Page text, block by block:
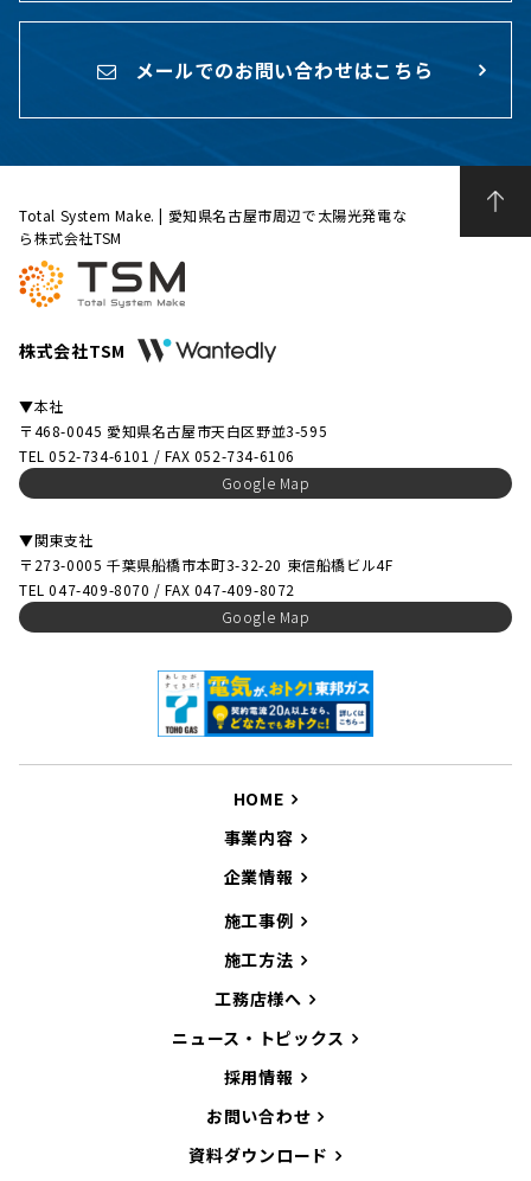
メールでのお問い合わせはこちら
Total System Make. | 愛知県名古屋市周辺で太陽光発電な
ら株式会社TSM
株式会社TSM
▼本社
〒468-0045 愛知県名古屋市天白区野並3-595
TEL 052-734-6101 / FAX 052-734-6106
Google Map
▼関東支社
〒273-0005 千葉県船橋市本町3-32-20 東信船橋ビル4F
TEL 047-409-8070 / FAX 047-409-8072
Google Map
HOME
事業内容
企業情報
施工事例
施工方法
工務店様へ
ニュース・トピックス
採用情報
お問い合わせ
資料ダウンロード